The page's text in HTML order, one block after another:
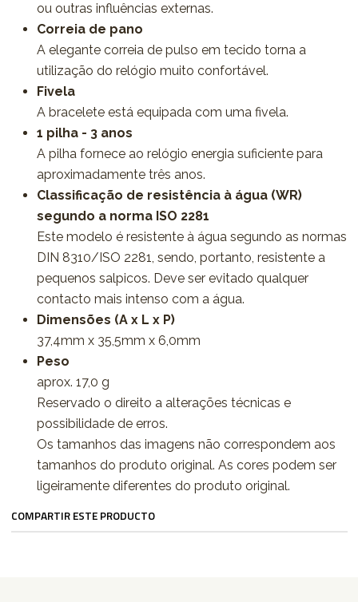
ou outras influências externas.
Correia de pano
A elegante correia de pulso em tecido torna a
utilização do relógio muito confortável.
Fivela
A bracelete está equipada com uma fivela.
1 pilha - 3 anos
A pilha fornece ao relógio energia suficiente para
aproximadamente três anos.
Classificação de resistência à água (WR)
segundo a norma ISO 2281
Este modelo é resistente à água segundo as normas
DIN 8310/ISO 2281, sendo, portanto, resistente a
pequenos salpicos. Deve ser evitado qualquer
contacto mais intenso com a água.
Dimensões (A x L x P)
37,4mm x 35,5mm x 6,0mm
Peso
aprox. 17,0 g
Reservado o direito a alterações técnicas e
possibilidade de erros.
Os tamanhos das imagens não correspondem aos
tamanhos do produto original. As cores podem ser
ligeiramente diferentes do produto original.
COMPARTIR ESTE PRODUCTO